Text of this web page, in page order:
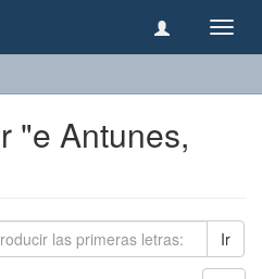
"e Antunes,
Ir